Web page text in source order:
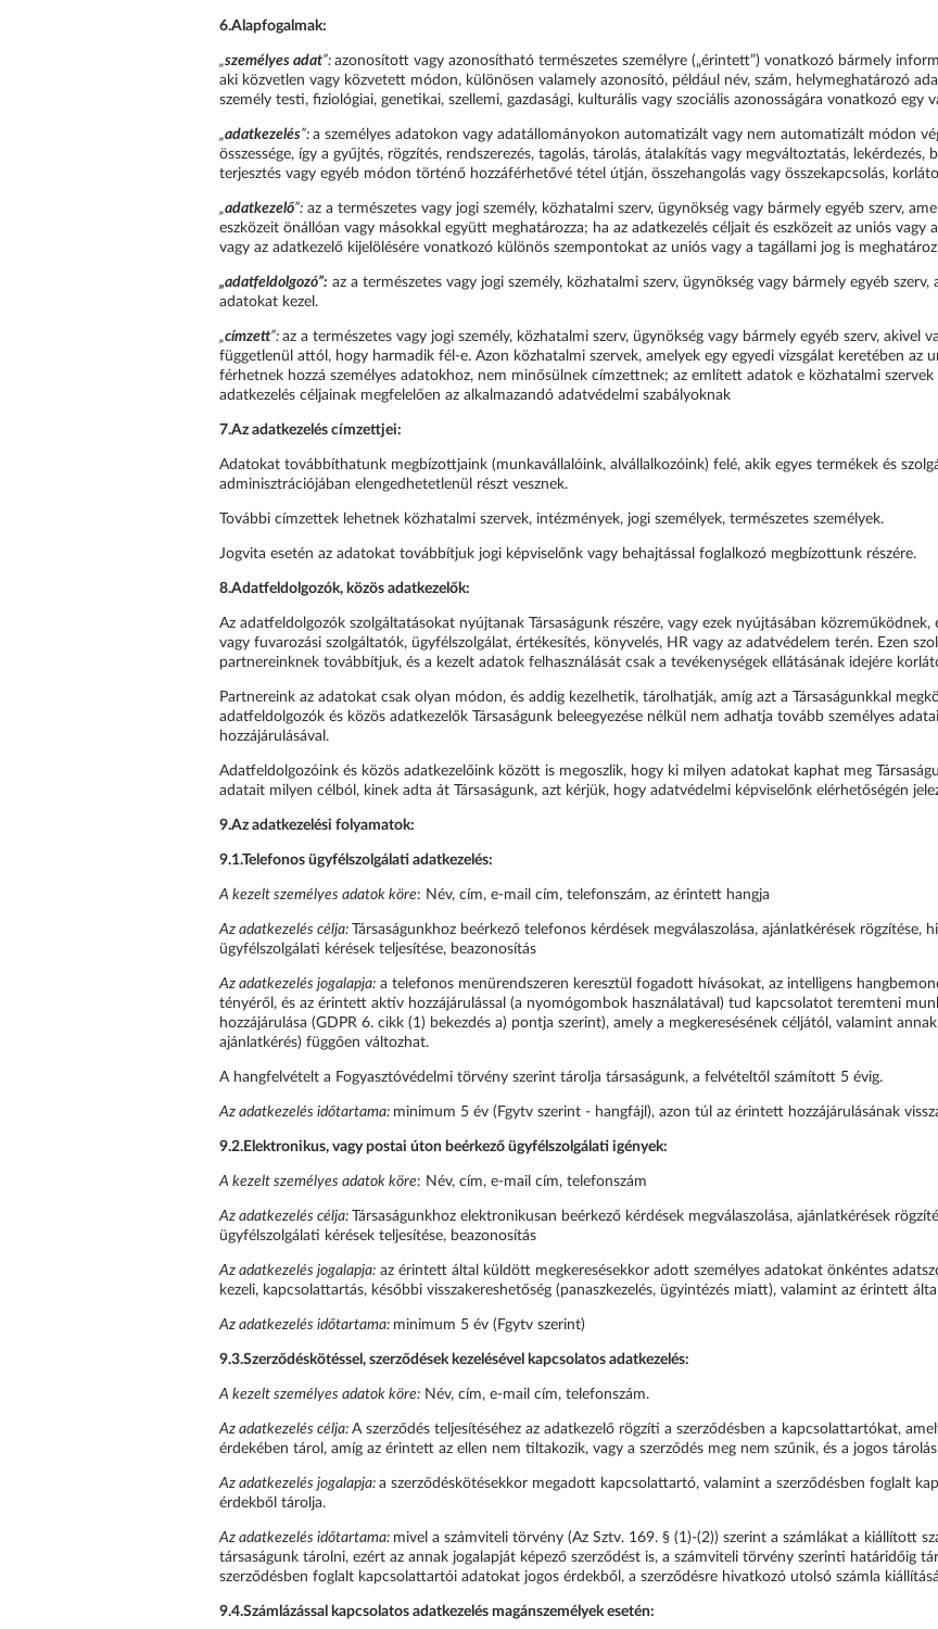
6.Alapfogalmak:
„személyes adat”: azonosított vagy azonosítható természetes személyre („érintett”) vonatkozó bármely
aki közvetlen vagy közvetett módon, különösen valamely azonosító, például név, szám, helymeghatározó
személy testi, fiziológiai, genetikai, szellemi, gazdasági, kulturális vagy szociális azonosságára vonatkozó
„adatkezelés”: a személyes adatokon vagy adatállományokon automatizált vagy nem automatizált módon
összessége, így a gyűjtés, rögzítés, rendszerezés, tagolás, tárolás, átalakítás vagy megváltoztatás, lekérdezés,
terjesztés vagy egyéb módon történő hozzáférhetővé tétel útján, összehangolás vagy összekapcsolás,
„adatkezelő”: az a természetes vagy jogi személy, közhatalmi szerv, ügynökség vagy bármely egyéb szerv,
eszközeit önállóan vagy másokkal együtt meghatározza; ha az adatkezelés céljait és eszközeit az uniós vagy
vagy az adatkezelő kijelölésére vonatkozó különös szempontokat az uniós vagy a tagállami jog is
„adatfeldolgozó”: az a természetes vagy jogi személy, közhatalmi szerv, ügynökség vagy bármely egyéb
adatokat kezel.
„címzett”: az a természetes vagy jogi személy, közhatalmi szerv, ügynökség vagy bármely egyéb szerv, akivel
függetlenül attól, hogy harmadik fél-e. Azon közhatalmi szervek, amelyek egy egyedi vizsgálat keretében az
férhetnek hozzá személyes adatokhoz, nem minősülnek címzettnek; az említett adatok e közhatalmi szervek
adatkezelés céljainak megfelelően az alkalmazandó adatvédelmi szabályoknak
7.Az adatkezelés címzettjei:
Adatokat továbbíthatunk megbízottjaink (munkavállalóink, alvállalkozóink) felé, akik egyes termékek és
adminisztrációjában elengedhetetlenül részt vesznek.
További címzettek lehetnek közhatalmi szervek, intézmények, jogi személyek, természetes személyek.
Jogvita esetén az adatokat továbbítjuk jogi képviselőnk vagy behajtással foglalkozó megbízottunk részére.
8.Adatfeldolgozók, közös adatkezelők:
Az adatfeldolgozók szolgáltatásokat nyújtanak Társaságunk részére, vagy ezek nyújtásában
vagy fuvarozási szolgáltatók, ügyfélszolgálat, értékesítés, könyvelés, HR vagy az adatvédelem terén. Ezen
partnereinknek továbbítjuk, és a kezelt adatok felhasználását csak a tevékenységek ellátásának idejére
Partnereink az adatokat csak olyan módon, és addig kezelhetik, tárolhatják, amíg azt a Társaságunkkal
adatfeldolgozók és közös adatkezelők Társaságunk beleegyezése nélkül nem adhatja tovább személyes
hozzájárulásával.
Adatfeldolgozóink és közös adatkezelőink között is megoszlik, hogy ki milyen adatokat kaphat meg
adatait milyen célból, kinek adta át Társaságunk, azt kérjük, hogy adatvédelmi képviselőnk elérhetőségén
9.Az adatkezelési folyamatok:
9.1.Telefonos ügyfélszolgálati adatkezelés:
A kezelt személyes adatok köre: Név, cím, e-mail cím, telefonszám, az érintett hangja
Az adatkezelés célja: Társaságunkhoz beérkező telefonos kérdések megválaszolása, ajánlatkérések rögzítése,
ügyfélszolgálati kérések teljesítése, beazonosítás
Az adatkezelés jogalapja: a telefonos menürendszeren keresztül fogadott hívásokat, az intelligens
tényéről, és az érintett aktív hozzájárulással (a nyomógombok használatával) tud kapcsolatot teremteni
hozzájárulása (GDPR 6. cikk (1) bekezdés a) pontja szerint), amely a megkeresésének céljától, valamint
ajánlatkérés) függően változhat.
A hangfelvételt a Fogyasztóvédelmi törvény szerint tárolja társaságunk, a felvételtől számított 5 évig.
Az adatkezelés időtartama: minimum 5 év (Fgytv szerint - hangfájl), azon túl az érintett hozzájárulásának
9.2. Elektronikus, vagy postai úton beérkező ügyfélszolgálati igények:
A kezelt személyes adatok köre: Név, cím, e-mail cím, telefonszám
Az adatkezelés célja: Társaságunkhoz elektronikusan beérkező kérdések megválaszolása, ajánlatkérések
ügyfélszolgálati kérések teljesítése, beazonosítás
Az adatkezelés jogalapja: az érintett által küldött megkeresésekkor adott személyes adatokat önkéntes
kezeli, kapcsolattartás, későbbi visszakereshetőség (panaszkezelés, ügyintézés miatt), valamint az érintett
Az adatkezelés időtartama: minimum 5 év (Fgytv szerint)
9.3.Szerződéskötéssel, szerződések kezelésével kapcsolatos adatkezelés:
A kezelt személyes adatok köre: Név, cím, e-mail cím, telefonszám.
Az adatkezelés célja: A szerződés teljesítéséhez az adatkezelő rögzíti a szerződésben a kapcsolattartókat,
érdekében tárol, amíg az érintett az ellen nem tiltakozik, vagy a szerződés meg nem szűnik, és a jogos
Az adatkezelés jogalapja: a szerződéskötésekkor megadott kapcsolattartó, valamint a szerződésben foglalt
érdekből tárolja.
Az adatkezelés időtartama: mivel a számviteli törvény (Az Sztv. 169. § (1)-(2)) szerint a számlákat a kiállított
társaságunk tárolni, ezért az annak jogalapját képező szerződést is, a számviteli törvény szerinti határidőig
szerződésben foglalt kapcsolattartói adatokat jogos érdekből, a szerződésre hivatkozó utolsó számla
9.4.Számlázással kapcsolatos adatkezelés magánszemélyek esetén: